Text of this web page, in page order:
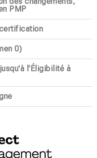
PMP
0)
l'Éligibilité à